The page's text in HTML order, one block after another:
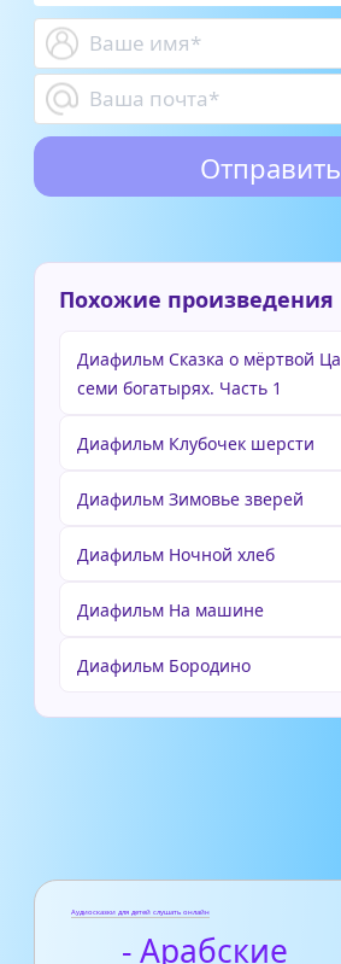
Похожие произведения
Диафильм Сказка о мёртвой
семи богатырях. Часть 1
Диафильм Клубочек шерсти
Диафильм Зимовье зверей
Диафильм Ночной хлеб
Диафильм На машине
Диафильм Бородино
Аудиосказки для детей слушать онлайн
- Арабские